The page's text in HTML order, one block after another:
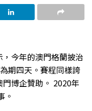
今年的澳門格蘭披治
期四天。賽程同樣誇
博企贊助。 2020年
。